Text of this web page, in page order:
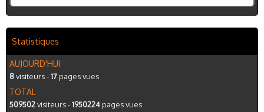
Statistiques
AUJOURD'HUI
8visiteurs -17 pages vues
TOTAL
509502visiteurs -1950224 pages vues